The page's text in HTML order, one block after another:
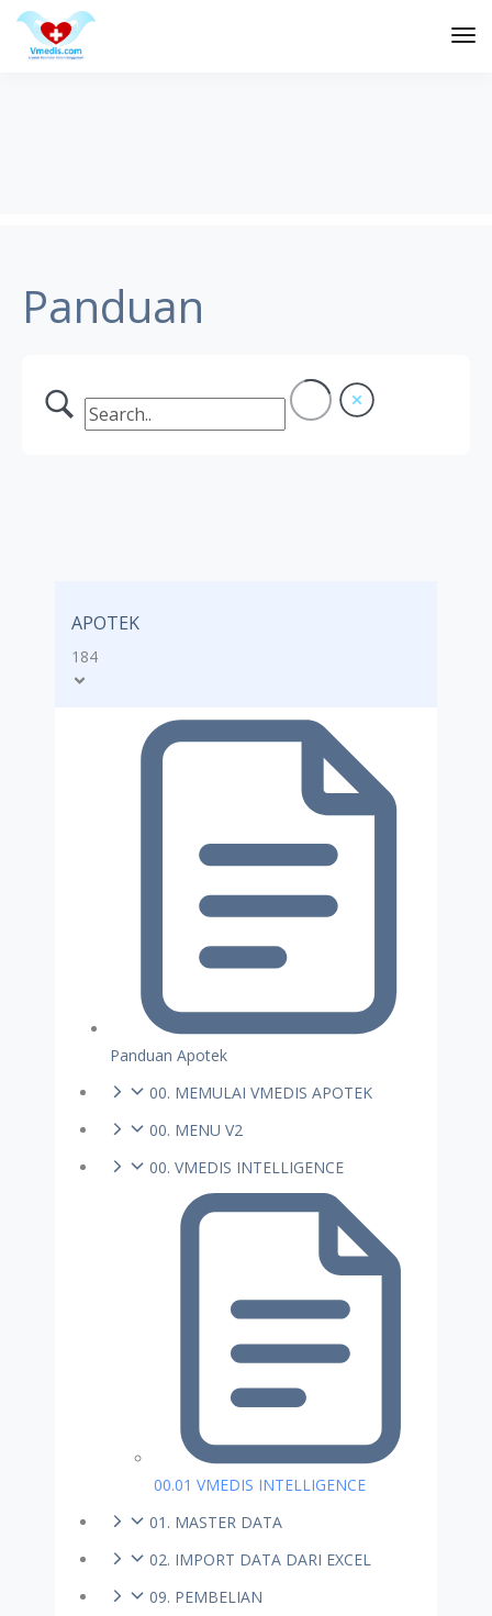
Panduan
APOTEK
184
Panduan Apotek
00. MEMULAI VMEDIS APOTEK
00. MENU V2
00. VMEDIS INTELLIGENCE
00.01 VMEDIS INTELLIGENCE
01. MASTER DATA
02. IMPORT DATA DARI EXCEL
09. PEMBELIAN